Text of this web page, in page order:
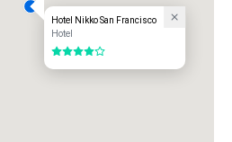
Hotel Nikko San Francisco
Hotel
4 van 5